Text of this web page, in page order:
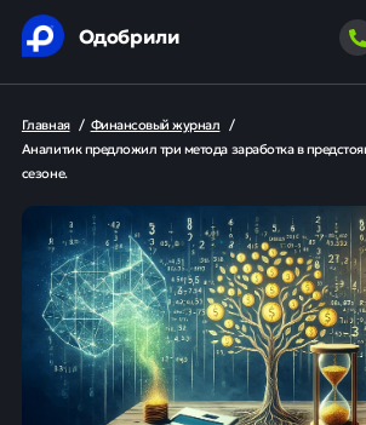
Одобрили
Главная / Финансовый журнал /
Аналитик предложил три метода заработка в
сезоне.